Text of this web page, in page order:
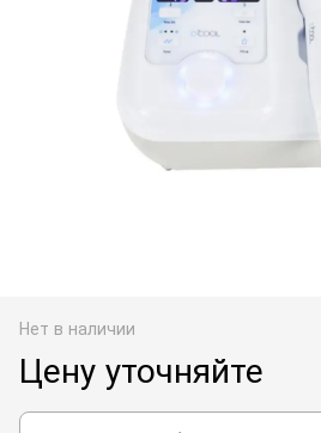
Нет в наличии
Цену уточняйте